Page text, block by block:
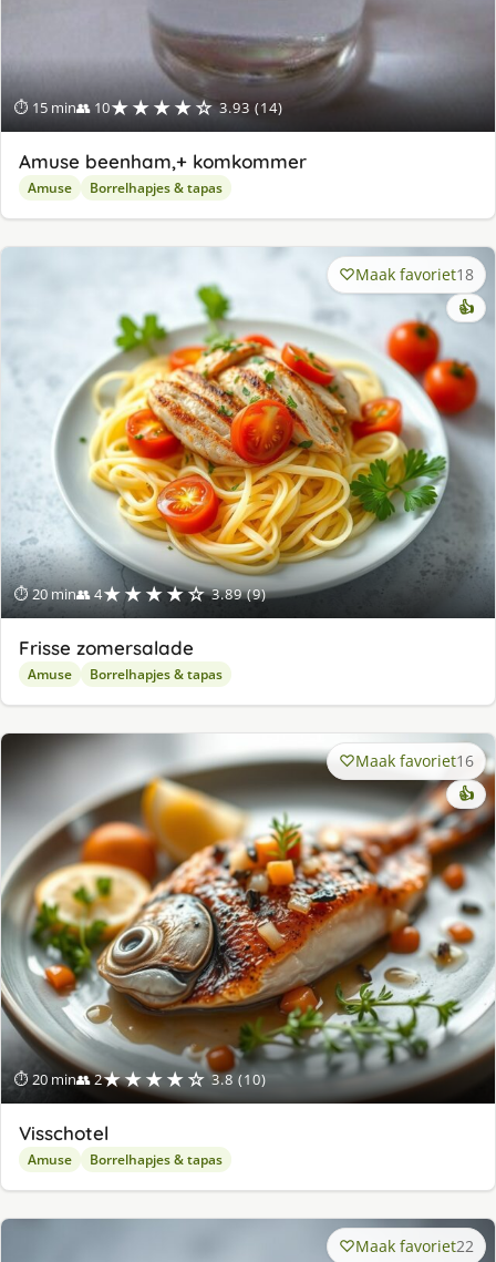
⏱ 15 min👥 10★★★★☆ 3.93 (14)
Amuse beenham,+ komkommer
Amuse Borrelhapjes & tapas
⏱ 20 min👥 4★★★★☆ 3.89 (9)
Maak favoriet18
👍
Frisse zomersalade
Amuse Borrelhapjes & tapas
⏱ 20 min👥 2★★★★☆ 3.8 (10)
Maak favoriet16
👍
Visschotel
Amuse Borrelhapjes & tapas
Maak favoriet22